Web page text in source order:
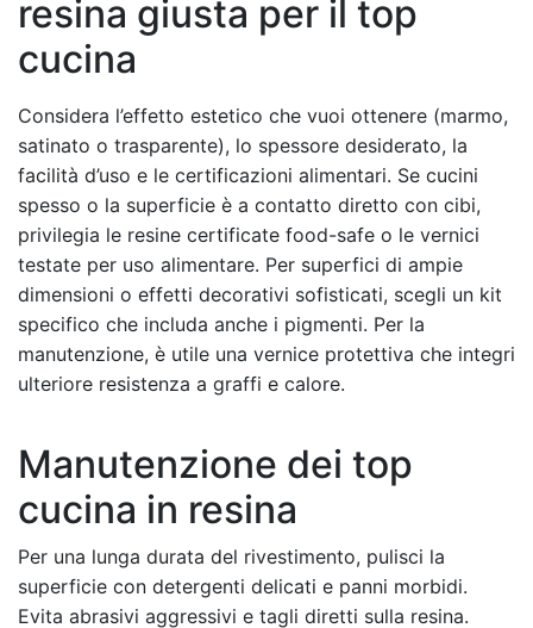
resina giusta per il top
cucina
Considera l’effetto estetico che vuoi ottenere (marmo,
satinato o trasparente), lo spessore desiderato, la
facilità d’uso e le certificazioni alimentari. Se cucini
spesso o la superficie è a contatto diretto con cibi,
privilegia le resine certificate food-safe o le vernici
testate per uso alimentare. Per superfici di ampie
dimensioni o effetti decorativi sofisticati, scegli un kit
specifico che includa anche i pigmenti. Per la
manutenzione, è utile una vernice protettiva che integri
ulteriore resistenza a graffi e calore.
Manutenzione dei top
cucina in resina
Per una lunga durata del rivestimento, pulisci la
superficie con detergenti delicati e panni morbidi.
Evita abrasivi aggressivi e tagli diretti sulla resina.